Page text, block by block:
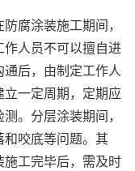
腐涂装施工期间，
人员不可以擅自进
后，由制定工作人
一定周期，定期应
。分层涂装期间，
咬底等问题。其
工完毕后，需及时